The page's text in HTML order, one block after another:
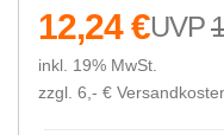
12,24 €
inkl. 19% MwSt.
zzgl. 6,- €